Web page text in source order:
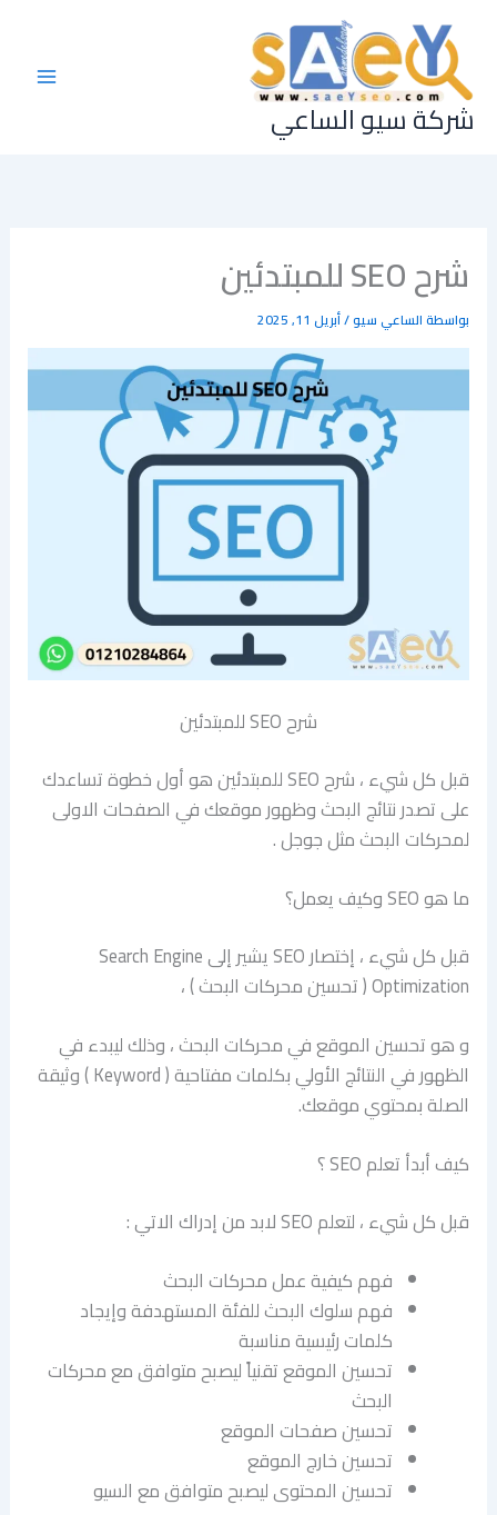
المحتوى
شركة سيو الساعي
شرح SEO للمبتدئين
بواسطةالساعي سيو/أبريل 11, 2025
شرح SEO للمبتدئين
قبل كل شيء ، شرح SEO للمبتدئين هو أول خطوة تساعدك
على تصدر نتائج البحث وظهور موقعك في الصفحات الاولى
لمحركات البحث مثل جوجل .
ما هو SEO وكيف يعمل؟
قبل كل شيء ، إختصار SEO يشير إلى Search Engine
Optimization ( تحسين محركات البحث ) ،
و هو تحسين الموقع في محركات البحث ، وذلك ليبدء في
الظهور في النتائج الأولي بكلمات مفتاحية ( Keyword ) وثيقة
الصلة بمحتوي موقعك.
كيف أبدأ تعلم SEO ؟
قبل كل شيء ، لتعلم SEO لابد من إدراك الاتي :
فهم كيفية عمل محركات البحث
فهم سلوك البحث للفئة المستهدفة وإيجاد
كلمات رئيسية مناسبة
تحسين الموقع تقنياً ليصبح متوافق مع محركات
البحث
تحسين صفحات الموقع
تحسين خارج الموقع
تحسين المحتوى ليصبح متوافق مع السيو